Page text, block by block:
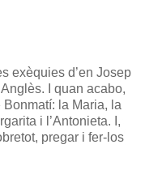
exèquies d’en Josep
I quan acabo,
la Maria, la
i l’Antonieta. I,
pregar i fer-los